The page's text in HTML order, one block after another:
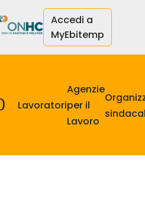
Accedi a
MyEbitemp
Lavoratori
Agenzie
per il
Lavoro